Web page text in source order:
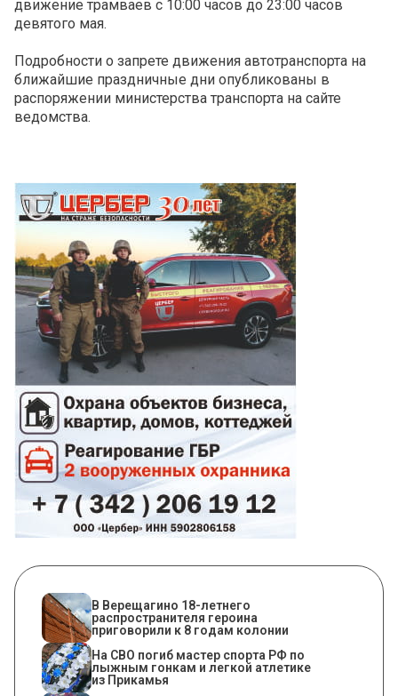
движение трамваев с 10:00 часов до 23:00 часов
девятого мая.
Подробности о запрете движения автотранспорта на
ближайшие праздничные дни опубликованы в
распоряжении министерства транспорта на сайте
ведомства.
В Верещагино 18-летнего
распространителя героина
приговорили к 8 годам колонии
На СВО погиб мастер спорта РФ по
лыжным гонкам и легкой атлетике
из Прикамья